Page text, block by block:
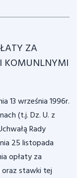
ZA
KOMUNLNYMI
13 września 1996r.
(t.j. Dz. U. z
Rady
25 listopada
opłaty za
stawki tej